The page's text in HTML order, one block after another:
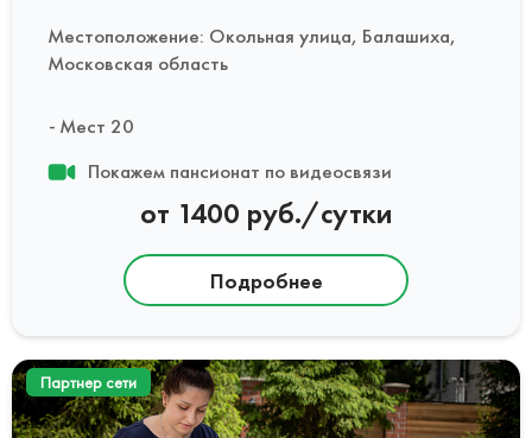
Местоположение: Окольная улица, Балашиха,
Московская область
Мест 20
Покажем пансионат по видеосвязи
от 1400 руб./сутки
Подробнее
Партнер сети